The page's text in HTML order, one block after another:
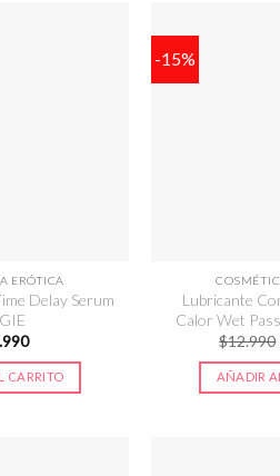
ERÓTICA
Delay Serum
CARRITO
-15%
Lubricante
Calor Wet
$12.990
AÑADIR